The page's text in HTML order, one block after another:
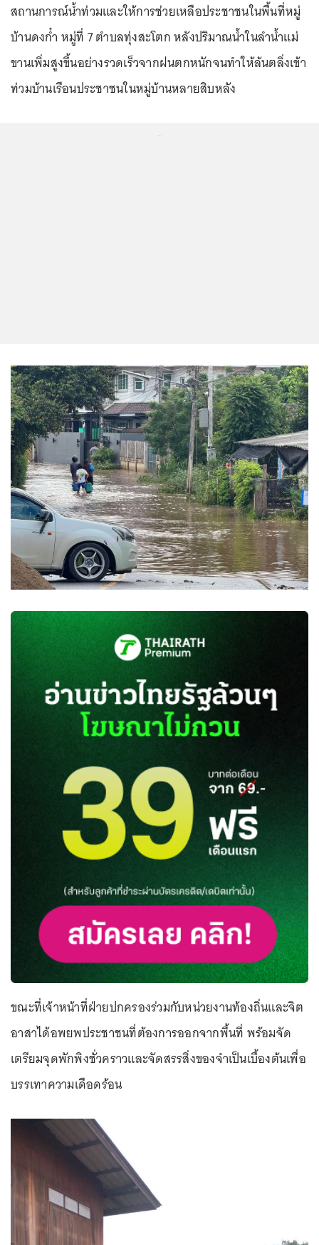
สถานการณ์น้ำท่วมและให้การช่วยเหลือประชาชนในพื้นที่หมู่
บ้านดงก๋ำ หมู่ที่ 7 ตำบลทุ่งสะโตก หลังปริมาณน้ำในลำน้ำแม่
ขานเพิ่มสูงขึ้นอย่างรวดเร็วจากฝนตกหนักจนทำให้ล้นตลิ่งเข้า
ท่วมบ้านเรือนประชาชนในหมู่บ้านหลายสิบหลัง
ขณะที่เจ้าหน้าที่ฝ่ายปกครองร่วมกับหน่วยงานท้องถิ่นและจิต
อาสาได้อพยพประชาชนที่ต้องการออกจากพื้นที่ พร้อมจัด
เตรียมจุดพักพิงชั่วคราวและจัดสรรสิ่งของจำเป็นเบื้องต้นเพื่อ
บรรเทาความเดือดร้อน